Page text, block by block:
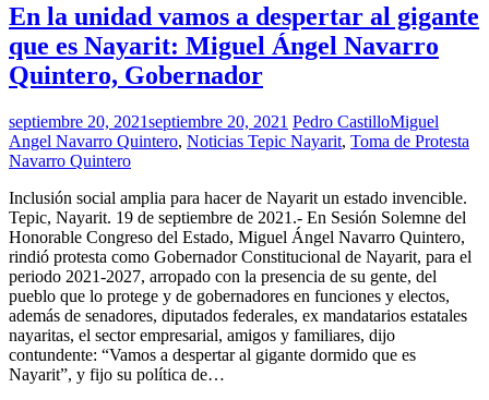
En la unidad vamos a despertar al gigante
que es Nayarit: Miguel Ángel Navarro
Quintero, Gobernador
septiembre 20, 2021septiembre 20, 2021 Pedro CastilloMiguel
Angel Navarro Quintero, Noticias Tepic Nayarit, Toma de Protesta
Navarro Quintero
Inclusión social amplia para hacer de Nayarit un estado invencible.
Tepic, Nayarit. 19 de septiembre de 2021.- En Sesión Solemne del
Honorable Congreso del Estado, Miguel Ángel Navarro Quintero,
rindió protesta como Gobernador Constitucional de Nayarit, para el
periodo 2021-2027, arropado con la presencia de su gente, del
pueblo que lo protege y de gobernadores en funciones y electos,
además de senadores, diputados federales, ex mandatarios estatales
nayaritas, el sector empresarial, amigos y familiares, dijo
contundente: “Vamos a despertar al gigante dormido que es
Nayarit”, y fijo su política de…